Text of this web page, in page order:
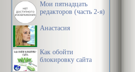
Мои пятнадцать
редакторов (часть 2-я)
Анастасия
Как обойти
блокировку сайта